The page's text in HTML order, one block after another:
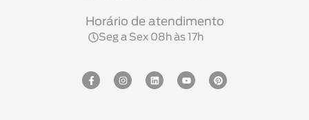
Horário de atendimento
Seg a Sex 08h às 17h